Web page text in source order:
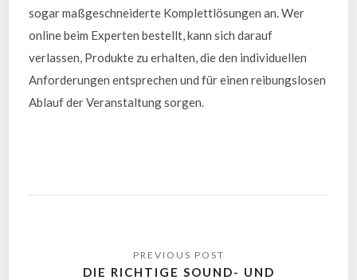
sogar maßgeschneiderte Komplettlösungen an. Wer
online beim Experten bestellt, kann sich darauf
verlassen, Produkte zu erhalten, die den individuellen
Anforderungen entsprechen und für einen reibungslosen
Ablauf der Veranstaltung sorgen.
DIE RICHTIGE SOUND- UND